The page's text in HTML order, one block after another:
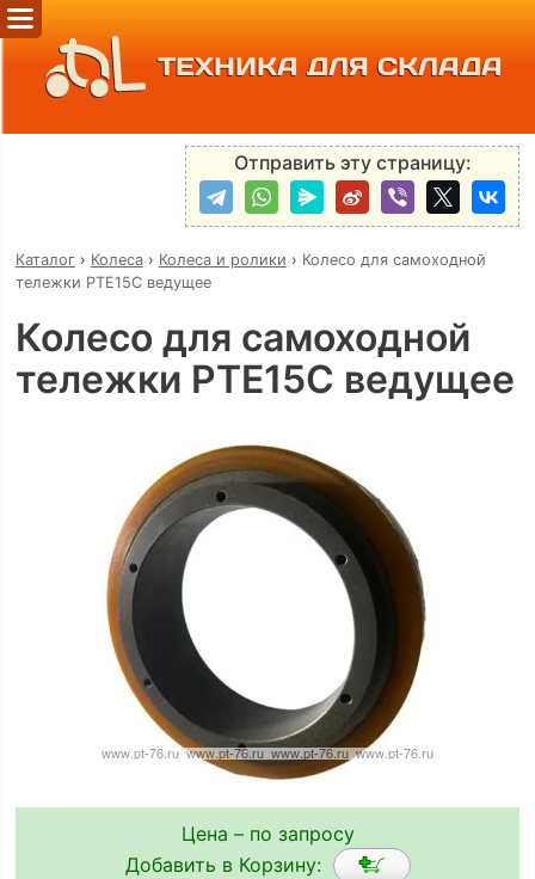
ТЕХНИКА ДЛЯ СКЛАДА
Отправить эту страницу:
Каталог› Колеса› Колеса и ролики › Колесо для самоходной
тележки PTE15C ведущее
Колесо для самоходной
тележки PTE15C ведущее
Цена – по запросу
Добавить в Корзину: